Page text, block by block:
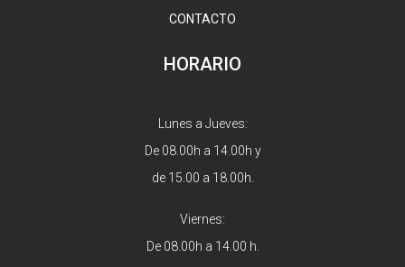
CONTACTO
HORARIO
Lunes a Jueves:
De 08.00h a 14.00h y
de 15.00 a 18.00h.
Viernes:
De 08.00h a 14.00 h.